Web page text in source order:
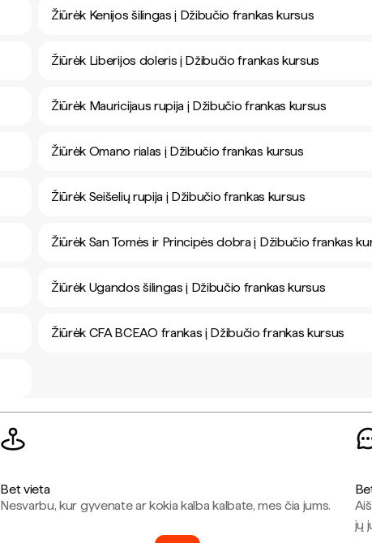
Žiūrėk Kenijos šilingas į Džibučio frankas kursus
Žiūrėk Liberijos doleris į Džibučio frankas kursus
Žiūrėk Mauricijaus rupija į Džibučio frankas kursus
Žiūrėk Omano rialas į Džibučio frankas kursus
Žiūrėk Seišelių rupija į Džibučio frankas kursus
Žiūrėk San Tomės ir Principės dobra į Džibučio frankas
Žiūrėk Ugandos šilingas į Džibučio frankas kursus
Žiūrėk CFA BCEAO frankas į Džibučio frankas kursus
Bet vieta
Nesvarbu, kur gyvenate ar kokia kalba kalbate, mes čia jums.
jų